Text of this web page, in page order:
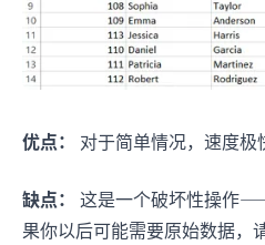
优点： 对于简单情况，速度极
缺点： 这是一个破坏性操作
果你以后可能需要原始数据，